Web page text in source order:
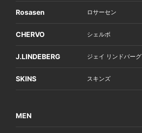
Rosasen ロサーセン
CHERVO シェルボ
J.LINDEBERG ジェイ リンドバーグ
SKINS スキンズ
MEN